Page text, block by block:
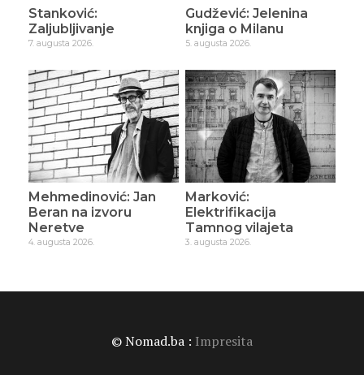
Stanković:
Zaljubljivanje
7. augusta 2026.
Gudžević: Jelenina
knjiga o Milanu
5. augusta 2026.
Mehmedinović: Jan
Beran na izvoru
Neretve
4. augusta 2026.
Marković:
Elektrifikacija
Tamnog vilajeta
3. augusta 2026.
© Nomad.ba : Impresita